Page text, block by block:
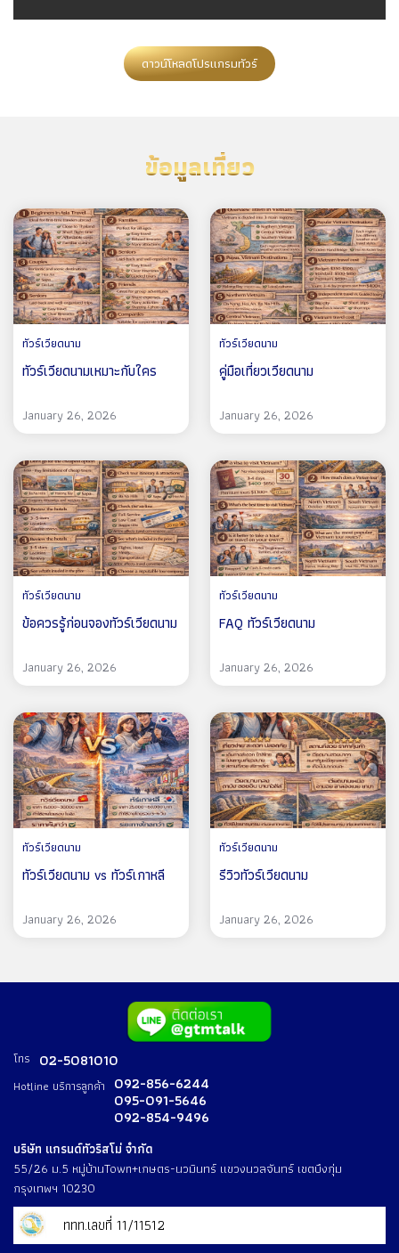
ดาวน์โหลดโปรแกรมทัวร์
ข้อมูลเที่ยว
ทัวร์เวียดนาม
ทัวร์เวียดนามเหมาะกับใคร
January 26, 2026
ทัวร์เวียดนาม
คู่มือเที่ยวเวียดนาม
January 26, 2026
ทัวร์เวียดนาม
ข้อควรรู้ก่อนจองทัวร์เวียดนาม
January 26, 2026
ทัวร์เวียดนาม
FAQ ทัวร์เวียดนาม
January 26, 2026
ทัวร์เวียดนาม
ทัวร์เวียดนาม vs ทัวร์เกาหลี
January 26, 2026
ทัวร์เวียดนาม
รีวิวทัวร์เวียดนาม
January 26, 2026
โทร 02-5081010
Hotline บริการลูกค้า 092-856-6244
095-091-5646
092-854-9496
บริษัท แกรนด์ทัวริสโม่ จำกัด
55/26 ม.5 หมู่บ้านTown+เกษตร-นวมินทร์ แขวงนวลจันทร์ เขตบึงกุ่ม
กรุงเทพฯ 10230
ททท.เลขที่ 11/11512